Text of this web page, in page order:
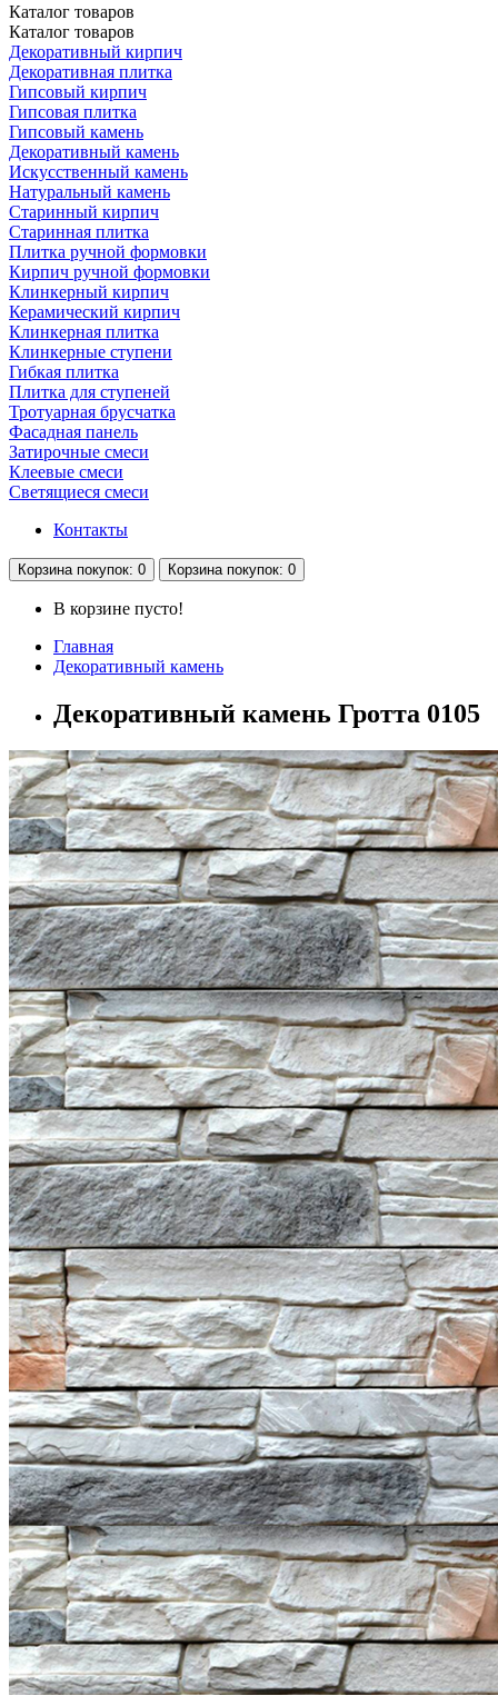
Каталог товаров
Каталог товаров
Декоративный кирпич
Декоративная плитка
Гипсовый кирпич
Гипсовая плитка
Гипсовый камень
Декоративный камень
Искусственный камень
Натуральный камень
Старинный кирпич
Старинная плитка
Плитка ручной формовки
Кирпич ручной формовки
Клинкерный кирпич
Керамический кирпич
Клинкерная плитка
Клинкерные ступени
Гибкая плитка
Плитка для ступеней
Тротуарная брусчатка
Фасадная панель
Затирочные смеси
Клеевые смеси
Светящиеся смеси
Контакты
Корзина покупок: 0 Корзина покупок: 0
В корзине пусто!
Главная
Декоративный камень
Декоративный камень Гротта 0105